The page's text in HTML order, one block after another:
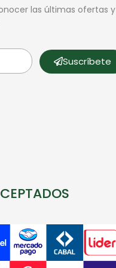
las últimas ofertas y
Suscríbete